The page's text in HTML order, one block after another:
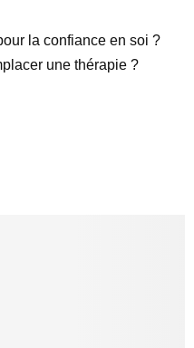
la confiance en soi ?
une thérapie ?